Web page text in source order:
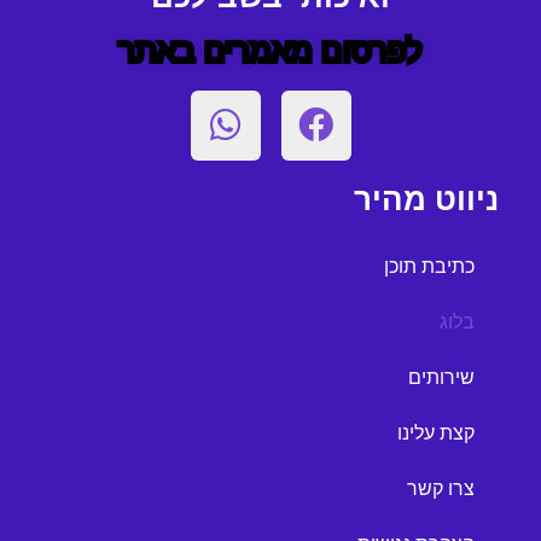
לפרסום מאמרים באתר
ניווט מהיר
כתיבת תוכן
בלוג
שירותים
קצת עלינו
צרו קשר